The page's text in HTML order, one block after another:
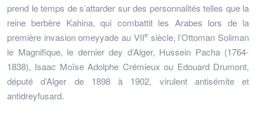
prend le temps de s’attarder sur des personnalités telles que la
reine berbère Kahina, qui combattit les Arabes lors de la
première invasion omeyyade au VIIesiècle, l’Ottoman Soliman
le Magnifique, le dernier dey d’Alger, Hussein Pacha (1764-
1838), Isaac Moïse Adolphe Crémieux ou Edouard Drumont,
député d’Alger de 1898 à 1902, virulent antisémite et
antidreyfusard.